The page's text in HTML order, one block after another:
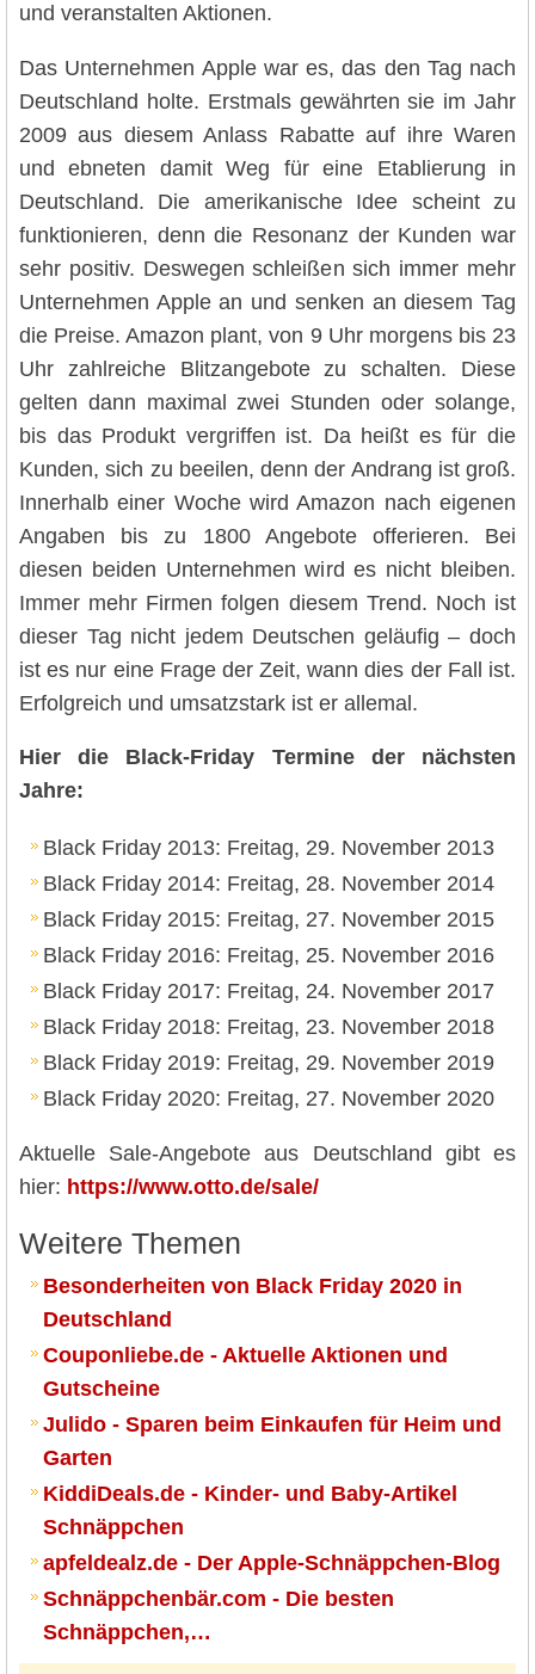
und veranstalten Aktionen.
Das Unternehmen Apple war es, das den Tag nach
Deutschland holte. Erstmals gewährten sie im Jahr
2009 aus diesem Anlass Rabatte auf ihre Waren
und ebneten damit Weg für eine Etablierung in
Deutschland. Die amerikanische Idee scheint zu
funktionieren, denn die Resonanz der Kunden war
sehr positiv. Deswegen schleißen sich immer mehr
Unternehmen Apple an und senken an diesem Tag
die Preise. Amazon plant, von 9 Uhr morgens bis 23
Uhr zahlreiche Blitzangebote zu schalten. Diese
gelten dann maximal zwei Stunden oder solange,
bis das Produkt vergriffen ist. Da heißt es für die
Kunden, sich zu beeilen, denn der Andrang ist groß.
Innerhalb einer Woche wird Amazon nach eigenen
Angaben bis zu 1800 Angebote offerieren. Bei
diesen beiden Unternehmen wird es nicht bleiben.
Immer mehr Firmen folgen diesem Trend. Noch ist
dieser Tag nicht jedem Deutschen geläufig – doch
ist es nur eine Frage der Zeit, wann dies der Fall ist.
Erfolgreich und umsatzstark ist er allemal.
Hier die Black-Friday Termine der nächsten
Jahre:
Black Friday 2013: Freitag, 29. November 2013
Black Friday 2014: Freitag, 28. November 2014
Black Friday 2015: Freitag, 27. November 2015
Black Friday 2016: Freitag, 25. November 2016
Black Friday 2017: Freitag, 24. November 2017
Black Friday 2018: Freitag, 23. November 2018
Black Friday 2019: Freitag, 29. November 2019
Black Friday 2020: Freitag, 27. November 2020
Aktuelle Sale-Angebote aus Deutschland gibt es
hier: https://www.otto.de/sale/
Weitere Themen
Besonderheiten von Black Friday 2020 in
Deutschland
Couponliebe.de - Aktuelle Aktionen und
Gutscheine
Julido - Sparen beim Einkaufen für Heim und
Garten
KiddiDeals.de - Kinder- und Baby-Artikel
Schnäppchen
apfeldealz.de - Der Apple-Schnäppchen-Blog
Schnäppchenbär.com - Die besten
Schnäppchen,…